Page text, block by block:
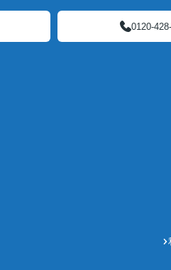
0120-